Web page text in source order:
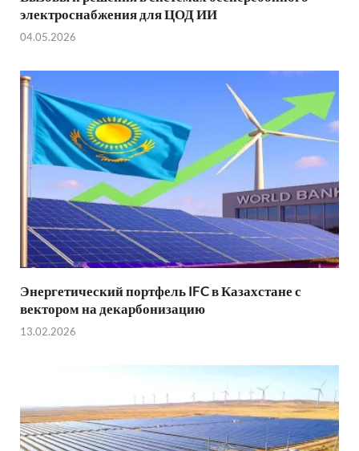
электроснабжения для ЦОД ИИ
04.05.2026
Энергетический портфель IFC в Казахстане с
вектором на декарбонизацию
13.02.2026